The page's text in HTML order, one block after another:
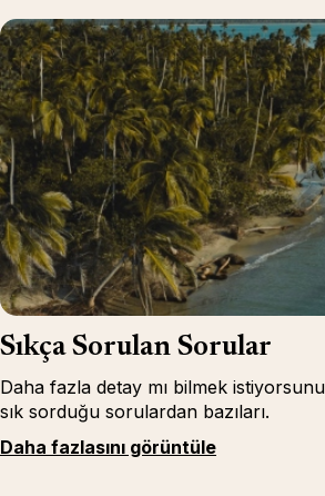
Sıkça Sorulan Sorular
Daha fazla detay mı bilmek
sık sorduğu sorulardan bazıları.
Daha fazlasını görüntüle